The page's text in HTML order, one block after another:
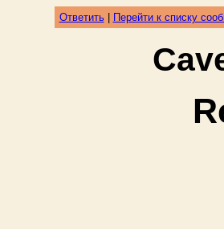
Ответить| Перейти к списку